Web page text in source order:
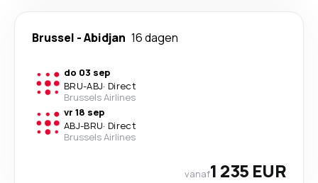
Brussel -Abidjan 16 dagen
do 03 sep
BRU-ABJ· Direct
Brussels Airlines
vr 18 sep
ABJ-BRU· Direct
Brussels Airlines
vanaf1 235 EUR